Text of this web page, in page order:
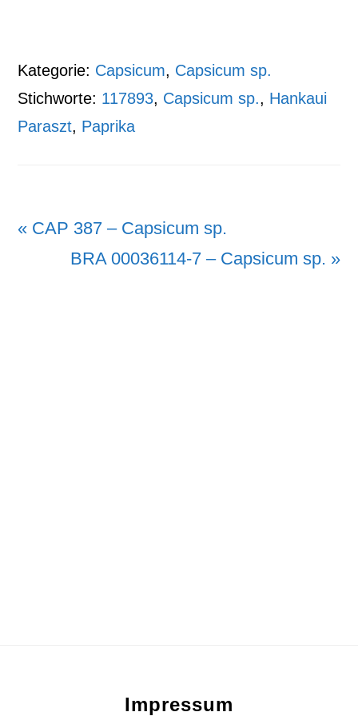
Kategorie: Capsicum, Capsicum sp.
Stichworte: 117893, Capsicum sp., Hankaui
Paraszt, Paprika
Vorheriger
Beitrag:
« CAP 387 – Capsicum sp.
Nächster
BRA 00036114-7 – Capsicum sp. »
Impressum